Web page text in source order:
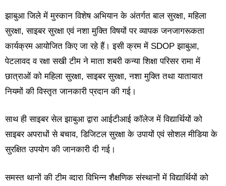
झाबुआ जिले में मुस्कान विशेष अभियान के अंतर्गत बाल सुरक्षा, महिला
सुरक्षा, साइबर सुरक्षा एवं नशा मुक्ति विषयों पर व्यापक जनजागरूकता
कार्यक्रम आयोजित किए जा रहे हैं। इसी क्रम में SDOP झाबुआ,
पेटलावद व रक्षा सखी टीम ने माता शबरी कन्या शिक्षा परिसर रामा में
छात्राओं को महिला सुरक्षा, साइबर सुरक्षा, नशा मुक्ति तथा यातायात
नियमों की विस्तृत जानकारी प्रदान की गई।
साथ ही साइबर सेल झाबुआ द्वारा आईटीआई कॉलेज में विद्यार्थियों को
साइबर अपराधों से बचाव, डिजिटल सुरक्षा के उपायों एवं सोशल मीडिया के
सुरक्षित उपयोग की जानकारी दी गई।
समस्त थानों की टीम व्दारा विभिन्न शैक्षणिक संस्थानों में विद्यार्थियों को